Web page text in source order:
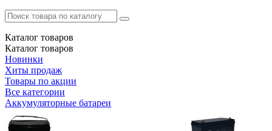
Каталог товаров
Каталог товаров
Новинки
Хиты продаж
Товары по акции
Все категории
Аккумуляторные батареи